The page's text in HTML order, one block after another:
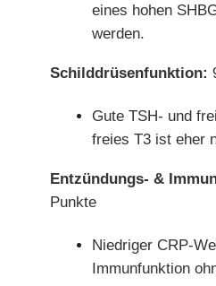
eines hohen
werden.
Schilddrüsenfunktion:
Gute TSH- und
freies T3 ist eher
Entzündungs- &
Punkte
Niedriger CRP-
Immunfunktion